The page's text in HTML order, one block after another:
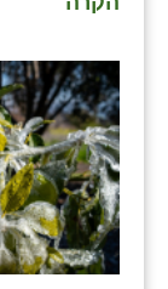
כפר הרי״ף
כפר מישר
כפר מע״ש
כפר מרדכי
כפר סבא (אגרא)